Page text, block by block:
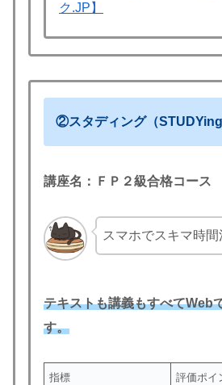
ク.JP】
②スタディング（STUDYing
講座名：ＦＰ２級合格コース
スマホでスキマ時間
テキストも講義もすべてWeb
す。
指標 評価ポイ